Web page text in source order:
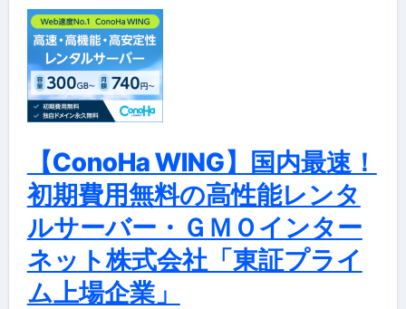
【ConoHa WING】国内最速！
初期費用無料の高性能レンタ
ルサーバー・ＧＭＯインター
ネット株式会社「東証プライ
ム上場企業」